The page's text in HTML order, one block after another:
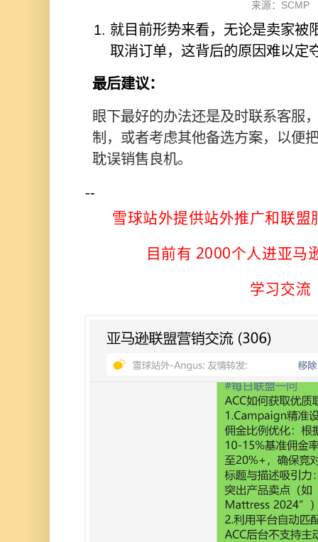
来源：SCMP
就目前形势来看，无论是卖家被
取消订单，这背后的原因难以定
最后建议：
眼下最好的办法还是及时联系客服
制，或者考虑其他备选方案，以便
耽误销售良机。
--
雪球站外提供站外推广和联盟
目前有 2000个人进亚马
学习交流